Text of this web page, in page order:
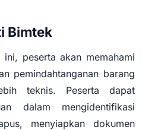
Bimtek
peserta akan memahami
pemindahtanganan barang
teknis. Peserta dapat
dalam mengidentifikasi
menyiapkan dokumen